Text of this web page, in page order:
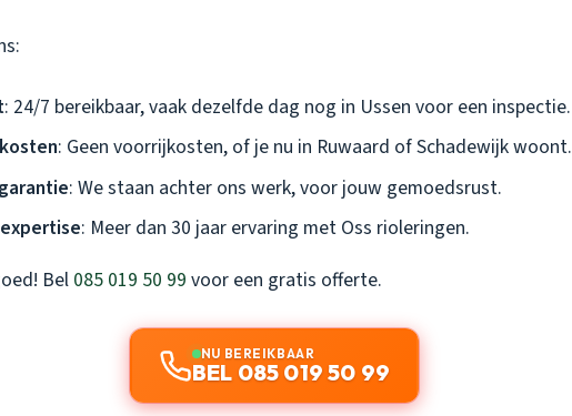
: 24/7 bereikbaar, vaak dezelfde dag nog in Ussen voor een inspectie.
: Geen voorrijkosten, of je nu in Ruwaard of Schadewijk woont.
: We staan achter ons werk, voor jouw gemoedsrust.
: Meer dan 30 jaar ervaring met Oss rioleringen.
Bel085 019 50 99 voor een gratis offerte.
NU BEREIKBAAR
BEL 085 019 50 99